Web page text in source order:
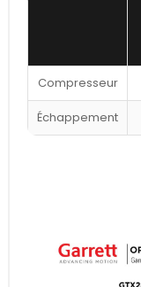
Compresseur
Échappement